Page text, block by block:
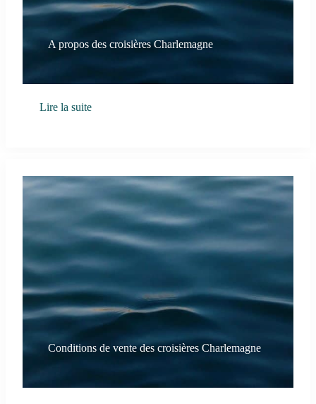
A propos des croisières Charlemagne
Lire la suite
Conditions de vente des croisières Charlemagne